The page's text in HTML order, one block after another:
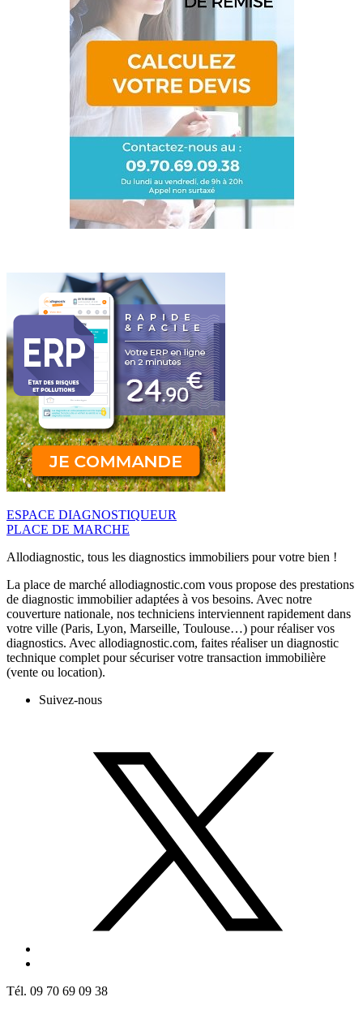
ESPACE DIAGNOSTIQUEUR
PLACE DE MARCHE
Allodiagnostic, tous les diagnostics immobiliers pour votre bien !
La place de marché allodiagnostic.com vous propose des prestations
de diagnostic immobilier adaptées à vos besoins. Avec notre
couverture nationale, nos techniciens interviennent rapidement dans
votre ville (Paris, Lyon, Marseille, Toulouse…) pour réaliser vos
diagnostics. Avec allodiagnostic.com, faites réaliser un diagnostic
technique complet pour sécuriser votre transaction immobilière
(vente ou location).
Suivez-nous
Tél. 09 70 69 09 38